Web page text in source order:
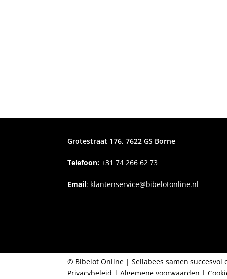
Grotestraat 176, 7622 GS Borne
Telefoon: +3174 266 62 73
Email: klantenservice@bibelotonline.nl
© Bibelot Online |Sellabees samen succesvol
Privacybeleid |Algemene voorwaarden |